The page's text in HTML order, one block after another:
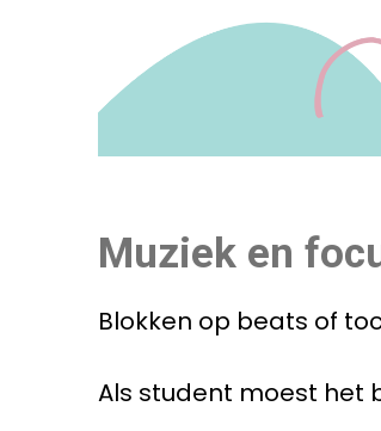
Muziek en
Blokken op beats of
Als student moest het